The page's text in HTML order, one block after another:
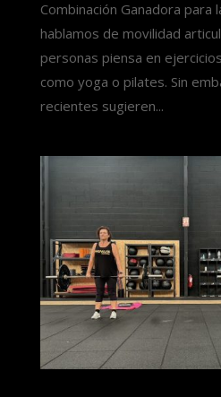
Combinación Ganadora para
hablamos de movilidad
personas piensa en
como yoga o pilates. Sin
recientes sugieren...